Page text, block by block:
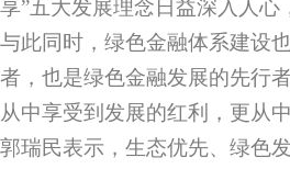
享”五大发展理念日益深入人
与此同时，绿色金融体系建设
者，也是绿色金融发展的先行
从中享受到发展的红利，更从
郭瑞民表示，生态优先、绿色